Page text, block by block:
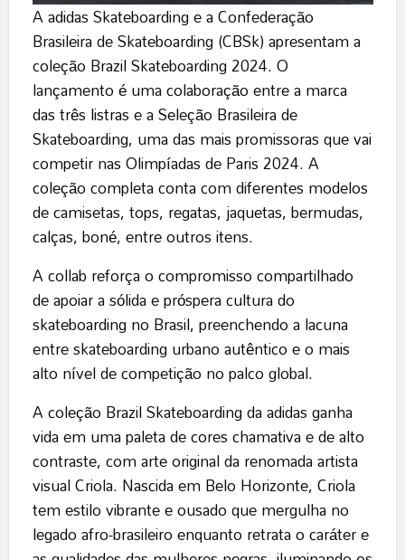
A adidas Skateboarding e a Confederação
Brasileira de Skateboarding (CBSk) apresentam a
coleção Brazil Skateboarding 2024. O
lançamento é uma colaboração entre a marca
das três listras e a Seleção Brasileira de
Skateboarding, uma das mais promissoras que vai
competir nas Olimpíadas de Paris 2024. A
coleção completa conta com diferentes modelos
de camisetas, tops, regatas, jaquetas, bermudas,
calças, boné, entre outros itens.
A collab reforça o compromisso compartilhado
de apoiar a sólida e próspera cultura do
skateboarding no Brasil, preenchendo a lacuna
entre skateboarding urbano autêntico e o mais
alto nível de competição no palco global.
A coleção Brazil Skateboarding da adidas ganha
vida em uma paleta de cores chamativa e de alto
contraste, com arte original da renomada artista
visual Criola. Nascida em Belo Horizonte, Criola
tem estilo vibrante e ousado que mergulha no
legado afro-brasileiro enquanto retrata o caráter e